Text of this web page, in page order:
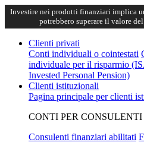
Investire nei prodotti finanziari implica
potrebbero superare il valore
Clienti privati
Conti individuali o cointestati
individuale per il risparmio
Invested Personal Pension)
Clienti istituzionali
Pagina principale per clienti
CONTI PER CONSULENTI
Consulenti finanziari abilitati